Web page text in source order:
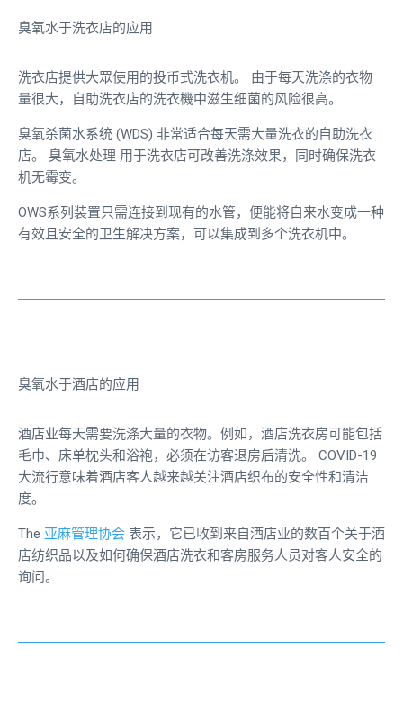
臭氧水于洗衣店的应用
洗衣店提供大眾使用的投币式洗衣机。 由于每天洗涤的衣物
量很大，自助洗衣店的洗衣機中滋生细菌的风险很高。
臭氧杀菌水系统 (WDS) 非常适合每天需大量洗衣的自助洗衣
店。
臭氧水处理 用于洗衣店可改善洗涤效果，同时确保洗衣
机无霉变。
OWS系列装置只需连接到现有的水管，便能将自来水变成一种
有效且安全的卫生解决方案，可以集成到多个洗衣机中。
臭氧水于酒店的应用
酒店业每天需要洗涤大量的衣物。例如，酒店洗衣房可能包括
毛巾、床单枕头和浴袍，必须在访客退房后清洗。 COVID-19
大流行意味着酒店客人越来越关注酒店织布的安全性和清洁
度。
The 亚麻管理协会 表示，它已收到来自酒店业的数百个关于酒
店纺织品以及如何确保酒店洗衣和客房服务人员对客人安全的
询问。